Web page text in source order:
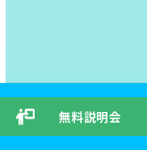
無料説明会